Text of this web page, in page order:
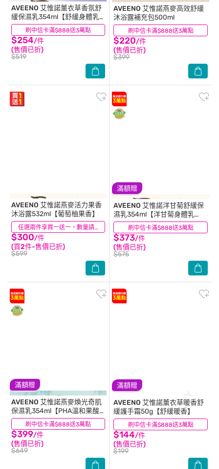
刷中信卡滿$888送3萬點
AVEENO 艾惟諾薰衣草香氛舒
緩保濕乳354ml【舒緩身體乳
液】
$254/件
(售價已折)
$519
(52) 刷中信卡滿$888送3萬點
AVEENO 艾惟諾燕麥高效舒緩
沐浴露補充包500ml
$220/件
(售價已折)
$399
(1)
任選兩件享買一送一，數量請選2件
AVEENO 艾惟諾燕麥活力果香
沐浴露532ml【葡萄柚果香】
$300/件
(買2件-售價已折)
$599
(11)
滿額贈
刷中信卡滿$888送3萬點
AVEENO 艾惟諾洋甘菊舒緩保
濕乳354ml【洋甘菊身體乳
液】
$373/件
(售價已折)
$575
(30)
滿額贈
刷中信卡滿$888送3萬點
AVEENO 艾惟諾燕麥煥光奇肌
保濕乳354ml【PHA溫和果酸
乳液/燕麥小光瓶】
$399/件
(售價已折)
$649
(36)
滿額贈
刷中信卡滿$888送3萬點
AVEENO 艾惟諾薰衣草暖香舒
緩護手霜50g【舒緩暖香】
$144/件
(售價已折)
$199
(33)